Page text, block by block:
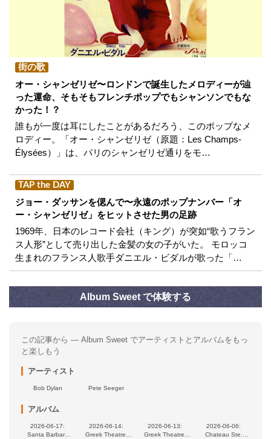
街の歌
オー・シャンゼリゼ〜ロンドンで誕生したメロディーが辿
った運命、そもそもフレンチポップでもシャンソンでもな
かった！？
誰もが一度は耳にしたことがあるだろう、このポップなメ
ロディー。「オー・シャンゼリゼ（原題：Les Champs-
Élysées）」は、パリのシャンゼリゼ通りをモ…
TAP the DAY
ジョー・ダッサンを偲んで〜永遠のポップナンバー「オ
ー・シャンゼリゼ」をヒットさせた男の足跡
1969年、日本のレコード会社（キング）が突如“歌うフラン
ス人形”として売り出した金髪の女の子がいた。 モロッコ
生まれのフランス人歌手ダニエル・ビダルが歌った「…
Album Sweet で体験する
この記事から — Album Sweet でアーティストとアルバムをもっ
と楽しもう
アーティスト
Bob Dylan Pete Seeger
アルバム
2026-06-17:
Santa Barbara
2026-06-14:
Greek Theatre,
2026-06-13:
Greek Theatre,
2026-06-06:
Chateau Ste.